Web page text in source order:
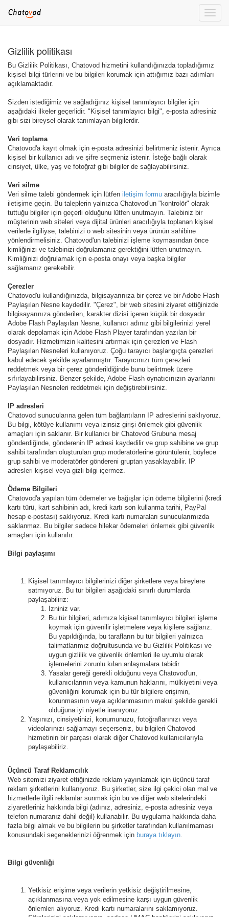
Toggle
Gizlilik politikası
Bu Gizlilik Politikası, Chatovod hizmetini kullandığınızda topladığımız
kişisel bilgi türlerini ve bu bilgileri korumak için attığımız bazı adımları
açıklamaktadır.
Sizden istediğimiz ve sağladığınız kişisel tanımlayıcı bilgiler için
aşağıdaki ilkeler geçerlidir. "Kişisel tanımlayıcı bilgi", e-posta adresiniz
gibi sizi bireysel olarak tanımlayan bilgilerdir.
Veri toplama
Chatovod'a kayıt olmak için e-posta adresinizi belirtmeniz istenir. Ayrıca
kişisel bir kullanıcı adı ve şifre seçmeniz istenir. İsteğe bağlı olarak
cinsiyet, ülke, yaş ve fotoğraf gibi bilgiler de sağlayabilirsiniz.
Veri silme
Veri silme talebi göndermek için lütfen iletişim formu aracılığıyla bizimle
iletişime geçin. Bu taleplerin yalnızca Chatovod'un "kontrolör" olarak
tuttuğu bilgiler için geçerli olduğunu lütfen unutmayın. Talebiniz bir
müşterinin web siteleri veya dijital ürünleri aracılığıyla toplanan kişisel
verilerle ilgiliyse, talebinizi o web sitesinin veya ürünün sahibine
yönlendirmelisiniz. Chatovod'un talebinizi işleme koymasından önce
kimliğinizi ve talebinizi doğrulamanız gerektiğini lütfen unutmayın.
Kimliğinizi doğrulamak için e-posta onayı veya başka bilgiler
sağlamanız gerekebilir.
Çerezler
Chatovod'u kullandığınızda, bilgisayarınıza bir çerez ve bir Adobe Flash
Paylaşılan Nesne kaydedilir. "Çerez", bir web sitesini ziyaret ettiğinizde
bilgisayarınıza gönderilen, karakter dizisi içeren küçük bir dosyadır.
Adobe Flash Paylaşılan Nesne, kullanıcı adınız gibi bilgilerinizi yerel
olarak depolamak için Adobe Flash Player tarafından yazılan bir
dosyadır. Hizmetimizin kalitesini artırmak için çerezleri ve Flash
Paylaşılan Nesneleri kullanıyoruz. Çoğu tarayıcı başlangıçta çerezleri
kabul edecek şekilde ayarlanmıştır. Tarayıcınızı tüm çerezleri
reddetmek veya bir çerez gönderildiğinde bunu belirtmek üzere
sıfırlayabilirsiniz. Benzer şekilde, Adobe Flash oynatıcınızın ayarlarını
Paylaşılan Nesneleri reddetmek için değiştirebilirsiniz.
IP adresleri
Chatovod sunucularına gelen tüm bağlantıların IP adreslerini saklıyoruz.
Bu bilgi, kötüye kullanımı veya izinsiz girişi önlemek gibi güvenlik
amaçları için saklanır. Bir kullanıcı bir Chatovod Grubuna mesaj
gönderdiğinde, gönderenin IP adresi kaydedilir ve grup sahibine ve grup
sahibi tarafından oluşturulan grup moderatörlerine görüntülenir, böylece
grup sahibi ve moderatörler göndereni gruptan yasaklayabilir. IP
adresleri kişisel veya gizli bilgi içermez.
Ödeme Bilgileri
Chatovod'a yapılan tüm ödemeler ve bağışlar için ödeme bilgilerini (kredi
kartı türü, kart sahibinin adı, kredi kartı son kullanma tarihi, PayPal
hesap e-postası) saklıyoruz. Kredi kartı numaraları sunucularımızda
saklanmaz. Bu bilgiler sadece hilekar ödemeleri önlemek gibi güvenlik
amaçları için kullanılır.
Bilgi paylaşımı
Kişisel tanımlayıcı bilgilerinizi diğer şirketlere veya bireylere
satmıyoruz. Bu tür bilgileri aşağıdaki sınırlı durumlarda
paylaşabiliriz:
İzniniz var.
Bu tür bilgileri, adımıza kişisel tanımlayıcı bilgileri işleme
koymak için güvenilir işletmelere veya kişilere sağlarız.
Bu yapıldığında, bu tarafların bu tür bilgileri yalnızca
talimatlarımız doğrultusunda ve bu Gizlilik Politikası ve
uygun gizlilik ve güvenlik önlemleri ile uyumlu olarak
işlemelerini zorunlu kılan anlaşmalara tabidir.
Yasalar gereği gerekli olduğunu veya Chatovod'un,
kullanıcılarının veya kamunun haklarını, mülkiyetini veya
güvenliğini korumak için bu tür bilgilere erişimin,
korunmasının veya açıklanmasının makul şekilde gerekli
olduğuna iyi niyetle inanıyoruz.
Yaşınızı, cinsiyetinizi, konumunuzu, fotoğraflarınızı veya
videolarınızı sağlamayı seçerseniz, bu bilgileri Chatovod
hizmetinin bir parçası olarak diğer Chatovod kullanıcılarıyla
paylaşabiliriz.
Üçüncü Taraf Reklamcılık
Web sitemizi ziyaret ettiğinizde reklam yayınlamak için üçüncü taraf
reklam şirketlerini kullanıyoruz. Bu şirketler, size ilgi çekici olan mal ve
hizmetlerle ilgili reklamlar sunmak için bu ve diğer web sitelerindeki
ziyaretleriniz hakkında bilgi (adınız, adresiniz, e-posta adresiniz veya
telefon numaranız dahil değil) kullanabilir. Bu uygulama hakkında daha
fazla bilgi almak ve bu bilgilerin bu şirketler tarafından kullanılmaması
konusundaki seçeneklerinizi öğrenmek için buraya tıklayın.
Bilgi güvenliği
Yetkisiz erişime veya verilerin yetkisiz değiştirilmesine,
açıklanmasına veya yok edilmesine karşı uygun güvenlik
önlemleri alıyoruz. Kredi kartı numaralarını saklamıyoruz.